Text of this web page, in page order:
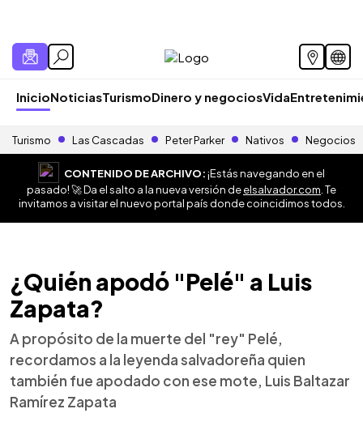
InicioNoticiasTurismoDinero y negociosVida
Turismo Las Cascadas Peter Parker Nativos Negocios
CONTENIDO DE ARCHIVO:¡Estás navegando en el
pasado! 🚀 Da el salto a la nueva versión deelsalvador.com . Te
invitamos a visitar el nuevo portal país donde coincidimos todos.
¿Quién apodó "Pelé" a Luis
Zapata?
A propósito de la muerte del "rey" Pelé,
recordamos a la leyenda salvadoreña quien
también fue apodado con ese mote, Luis Baltazar
Ramírez Zapata